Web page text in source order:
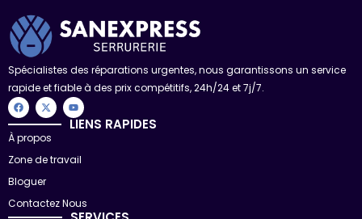
Spécialistes des réparations urgentes, nous garantissons un service
rapide et fiable à des prix compétitifs, 24h/24 et 7j/7.
F
a
c
b
o
X
-
t
i
t
r
Y
o
u
t
e
LIENS RAPIDES
À propos
Zone de travail
Bloguer
Contactez Nous